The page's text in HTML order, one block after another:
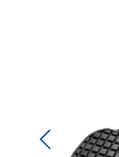
Previous